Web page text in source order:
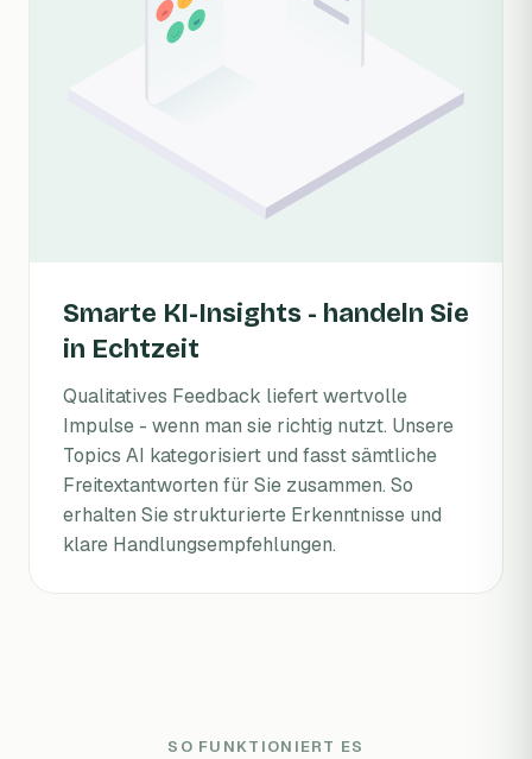
Smarte KI-Insights - handeln Sie
in Echtzeit
Qualitatives Feedback liefert wertvolle
Impulse - wenn man sie richtig nutzt. Unsere
Topics AI kategorisiert und fasst sämtliche
Freitextantworten für Sie zusammen. So
erhalten Sie strukturierte Erkenntnisse und
klare Handlungsempfehlungen.
SO FUNKTIONIERT ES